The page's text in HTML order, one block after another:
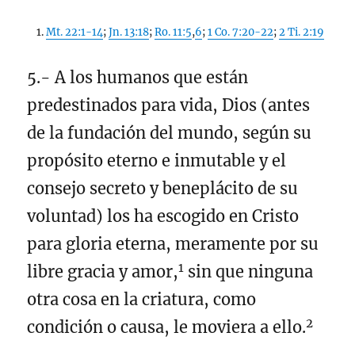
Mt. 22:1-14;Jn. 13:18;Ro. 11:5,6;1 Co. 7:20-22;2 Ti. 2:19
5.- A los humanos que están
predestinados para vida, Dios (antes
de la fundación del mundo, según su
propósito eterno e inmutable y el
consejo secreto y beneplácito de su
voluntad) los ha escogido en Cristo
para gloria eterna, meramente por su
libre gracia y amor,1 sin que ninguna
otra cosa en la criatura, como
condición o causa, le moviera a ello.2